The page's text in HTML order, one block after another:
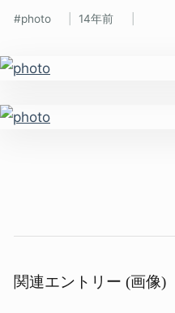
photo 14年前
関連エントリー (画像)